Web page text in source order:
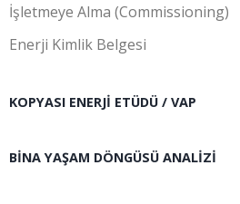
İşletmeye Alma (Commissioning)
Enerji Kimlik Belgesi
KOPYASI ENERJI ETÜDÜ / VAP
BINA YAŞAM DÖNGÜSÜ ANALIZI